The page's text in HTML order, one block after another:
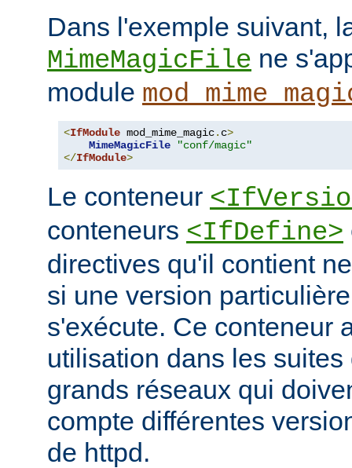
Dans l'exemple suivant,
MimeMagicFile ne
module
<IfModule mod_mime_magic. c>
MimeMagicFile
"conf/magic"
</IfModule>
Le conteneur
conteneurs <IfDefine>
directives qu'il contient
si une version
s'exécute. Ce conteneur
utilisation dans les
grands réseaux qui
compte différentes
de httpd.